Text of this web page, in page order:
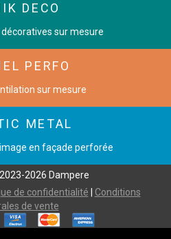
DECO
sur mesure
PERFO
sur mesure
METAL
en façade perforée
2026 Dampere
de confidentialité
Conditions
de vente